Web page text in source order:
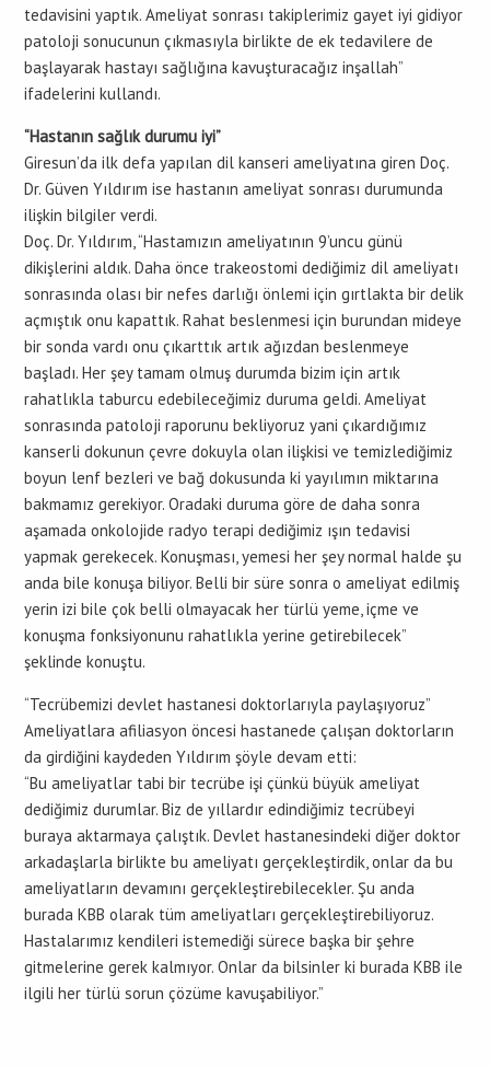
tedavisini yaptık. Ameliyat sonrası takiplerimiz gayet iyi gidiyor
patoloji sonucunun çıkmasıyla birlikte de ek tedavilere de
başlayarak hastayı sağlığına kavuşturacağız inşallah”
ifadelerini kullandı.
“Hastanın sağlık durumu iyi”
Giresun’da ilk defa yapılan dil kanseri ameliyatına giren Doç.
Dr. Güven Yıldırım ise hastanın ameliyat sonrası durumunda
ilişkin bilgiler verdi.
Doç. Dr. Yıldırım, “Hastamızın ameliyatının 9’uncu günü
dikişlerini aldık. Daha önce trakeostomi dediğimiz dil ameliyatı
sonrasında olası bir nefes darlığı önlemi için gırtlakta bir delik
açmıştık onu kapattık. Rahat beslenmesi için burundan mideye
bir sonda vardı onu çıkarttık artık ağızdan beslenmeye
başladı. Her şey tamam olmuş durumda bizim için artık
rahatlıkla taburcu edebileceğimiz duruma geldi. Ameliyat
sonrasında patoloji raporunu bekliyoruz yani çıkardığımız
kanserli dokunun çevre dokuyla olan ilişkisi ve temizlediğimiz
boyun lenf bezleri ve bağ dokusunda ki yayılımın miktarına
bakmamız gerekiyor. Oradaki duruma göre de daha sonra
aşamada onkolojide radyo terapi dediğimiz ışın tedavisi
yapmak gerekecek. Konuşması, yemesi her şey normal halde şu
anda bile konuşa biliyor. Belli bir süre sonra o ameliyat edilmiş
yerin izi bile çok belli olmayacak her türlü yeme, içme ve
konuşma fonksiyonunu rahatlıkla yerine getirebilecek”
şeklinde konuştu.
“Tecrübemizi devlet hastanesi doktorlarıyla paylaşıyoruz”
Ameliyatlara afiliasyon öncesi hastanede çalışan doktorların
da girdiğini kaydeden Yıldırım şöyle devam etti:
“Bu ameliyatlar tabi bir tecrübe işi çünkü büyük ameliyat
dediğimiz durumlar. Biz de yıllardır edindiğimiz tecrübeyi
buraya aktarmaya çalıştık. Devlet hastanesindeki diğer doktor
arkadaşlarla birlikte bu ameliyatı gerçekleştirdik, onlar da bu
ameliyatların devamını gerçekleştirebilecekler. Şu anda
burada KBB olarak tüm ameliyatları gerçekleştirebiliyoruz.
Hastalarımız kendileri istemediği sürece başka bir şehre
gitmelerine gerek kalmıyor. Onlar da bilsinler ki burada KBB ile
ilgili her türlü sorun çözüme kavuşabiliyor.”